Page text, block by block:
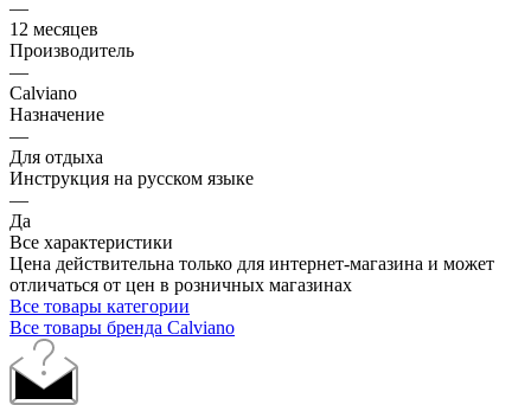
—
12 месяцев
Производитель
—
Calviano
Назначение
—
Для отдыха
Инструкция на русском языке
—
Да
Все характеристики
Цена действительна только для интернет-магазина и может
отличаться от цен в розничных магазинах
Все товары категории
Все товары бренда Calviano